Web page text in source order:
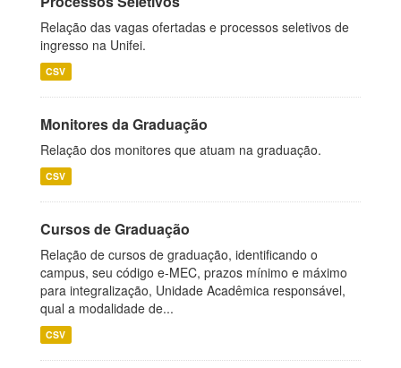
Relação das vagas ofertadas e processos seletivos de
ingresso na Unifei.
CSV
Monitores da Graduação
Relação dos monitores que atuam na graduação.
CSV
Cursos de Graduação
Relação de cursos de graduação, identificando o
campus, seu código e-MEC, prazos mínimo e máximo
para integralização, Unidade Acadêmica responsável,
qual a modalidade de...
CSV